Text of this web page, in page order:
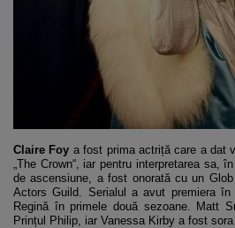
Claire Foy a fost prima actriță care a dat
„The Crown“, iar pentru interpretarea sa,
de ascensiune, a fost onorată cu un
Actors Guild. Serialul a avut premiera în
Regină în primele două sezoane. Matt
Prințul Philip, iar Vanessa Kirby a fost